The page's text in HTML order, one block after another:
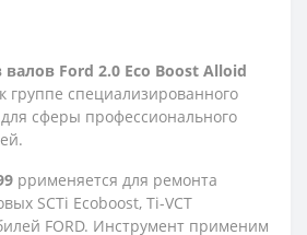
Ford 2.0 Eco Boost Alloid
группе специализированного
для сферы профессионального
ррименяется для ремонта
SCTi Ecoboost, Ti-VCT
FORD. Инструмент применим